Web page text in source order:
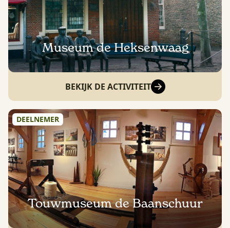
Museum de Heksenwaag
BEKIJK DE ACTIVITEIT
DEELNEMER
Touwmuseum de Baanschuur